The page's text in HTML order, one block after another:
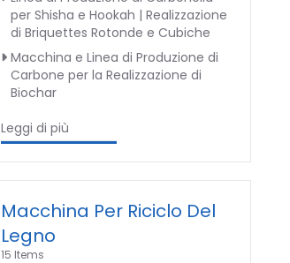
per Shisha e Hookah | Realizzazione
di Briquettes Rotonde e Cubiche
Macchina e Linea di Produzione di
Carbone per la Realizzazione di
Biochar
Leggi di più
Macchina Per Riciclo Del
Legno
15 Items